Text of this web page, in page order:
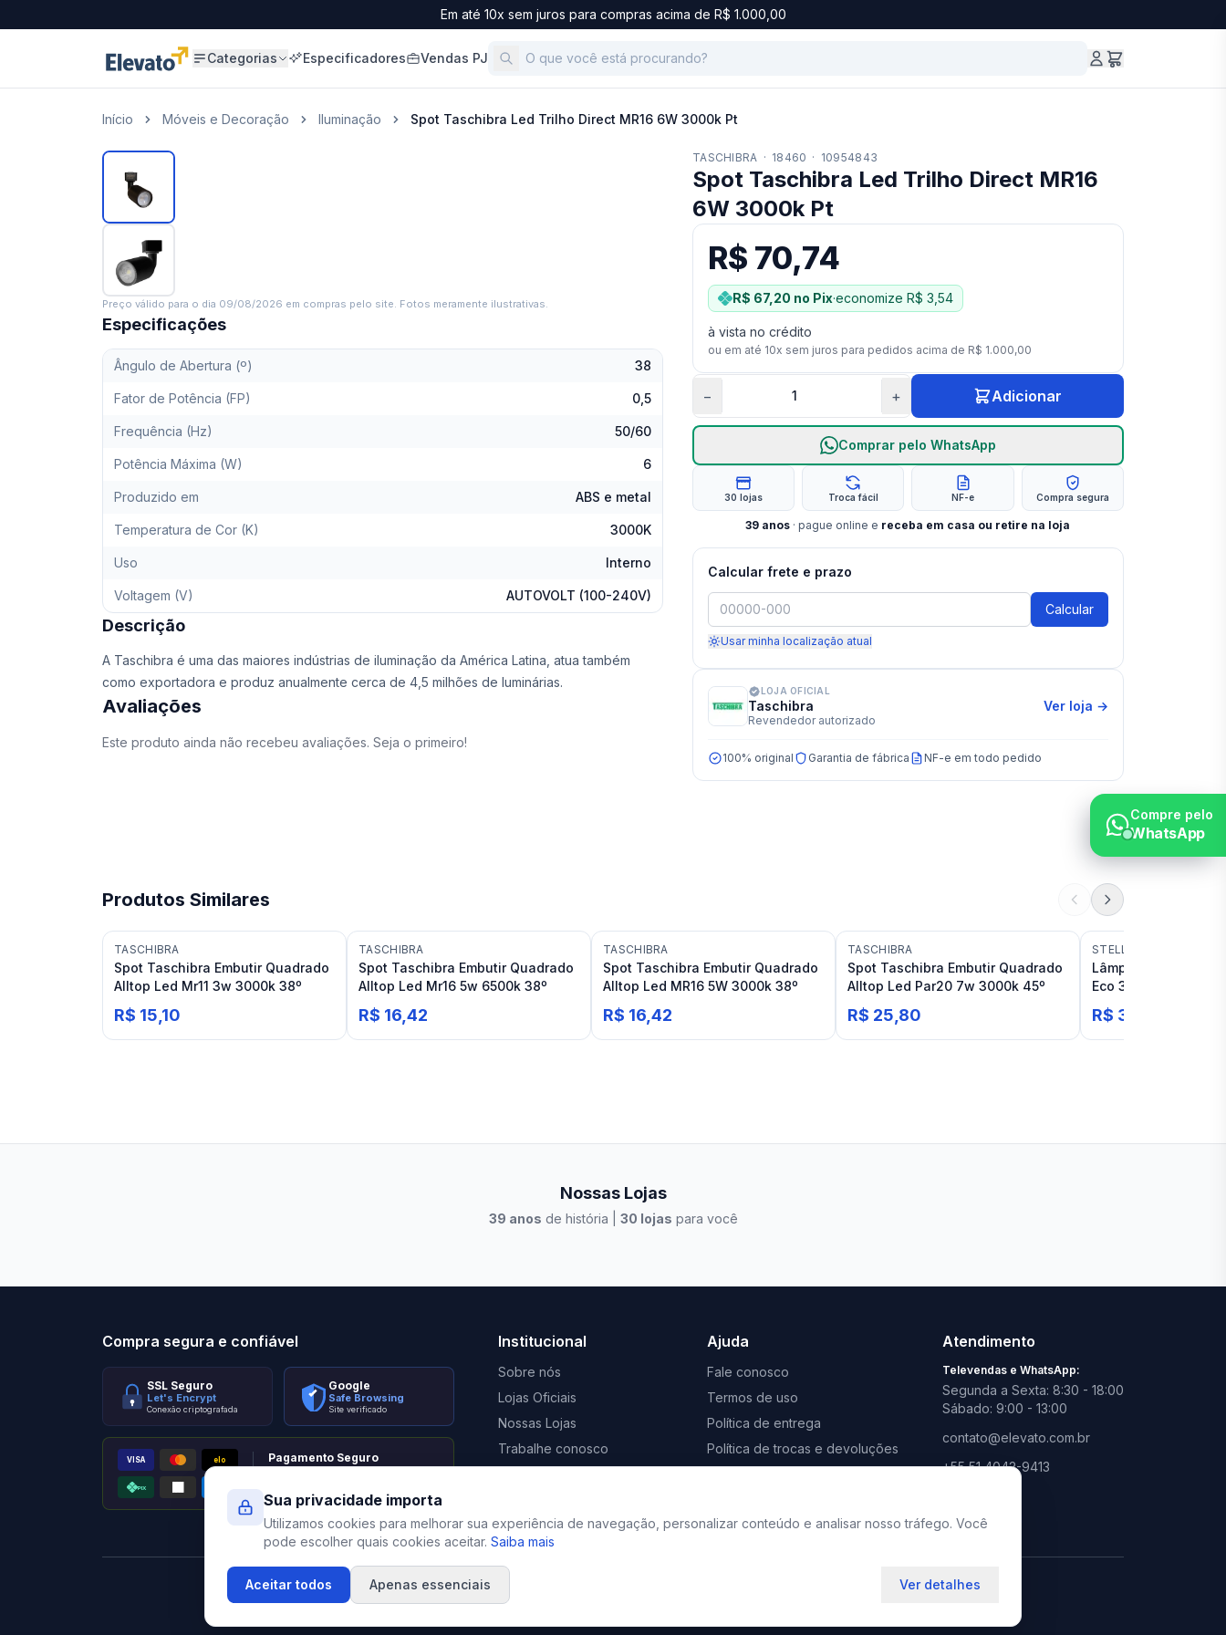
Em até 10x sem juros para compras acima de R$ 1.000,00
Categorias Especificadores Vendas PJ
Início Móveis e Decoração Iluminação Spot Taschibra Led Trilho Direct MR16 6W 3000k Pt
Preço válido para o dia 09/08/2026 em compras pelo site. Fotos meramente ilustrativas.
Especificações
Ângulo de Abertura (º) 38
Fator de Potência (FP) 0,5
Frequência (Hz) 50/60
Potência Máxima (W) 6
Produzido em ABS e metal
Temperatura de Cor (K) 3000K
Uso Interno
Voltagem (V) AUTOVOLT (100-240V)
Descrição
A Taschibra é uma das maiores indústrias de iluminação da América Latina, atua também
como exportadora e produz anualmente cerca de 4,5 milhões de luminárias.
Avaliações
Este produto ainda não recebeu avaliações. Seja o primeiro!
TASCHIBRA · 18460 · 10954843
Spot Taschibra Led Trilho Direct MR16
6W 3000k Pt
R$ 70,74
R$ 67,20 no Pix·economize R$ 3,54
à vista no crédito
ou em até 10x sem juros para pedidos acima de R$ 1.000,00
− + Adicionar
Comprar pelo WhatsApp
30 lojas Troca fácil NF-e Compra segura
39 anos · pague online e receba em casa ou retire na loja
Calcular frete e prazo
Calcular
Usar minha localização atual
LOJA OFICIAL
Taschibra
Revendedor autorizado
Ver loja →
100% original Garantia de fábrica NF-e em todo pedido
Produtos Similares
TASCHIBRA
Spot Taschibra Embutir Quadrado
Alltop Led Mr11 3w 3000k 38º
R$ 15,10
TASCHIBRA
Spot Taschibra Embutir Quadrado
Alltop Led Mr16 5w 6500k 38º
R$ 16,42
TASCHIBRA
Spot Taschibra Embutir Quadrado
Alltop Led MR16 5W 3000k 38º
R$ 16,42
TASCHIBRA
Spot Taschibra Embutir Quadrado
Alltop Led Par20 7w 3000k 45º
R$ 25,80
STELLA
Lâmpada Stella Mini
Eco 3w 250lm 3000k
R$ 30,00
Nossas Lojas
39 anos de história | 30 lojas para você
Elevato Xangri-Lá
Compra segura e confiável
SSL Seguro
Let's Encrypt
Conexão criptografada
Google
Safe Browsing
Site verificado
VISA elo
PIX
Pagamento Seguro
Institucional
Sobre nós
Lojas Oficiais
Nossas Lojas
Trabalhe conosco
Ajuda
Fale conosco
Termos de uso
Política de entrega
Política de trocas e devoluções
Atendimento
Televendas e WhatsApp:
Segunda a Sexta: 8:30 - 18:00
Sábado: 9:00 - 13:00
contato@elevato.com.br
+55 51 4042-9413
consulte aqui
2026
Compre pelo
WhatsApp
Sua privacidade importa
Utilizamos cookies para melhorar sua experiência de navegação, personalizar conteúdo e analisar nosso tráfego. Você
pode escolher quais cookies aceitar. Saiba mais
Aceitar todos Apenas essenciais Ver detalhes